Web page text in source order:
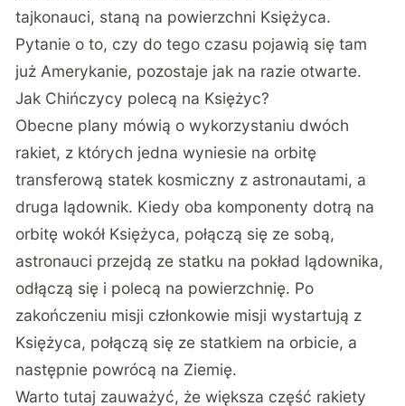
tajkonauci, staną na powierzchni Księżyca.
Pytanie o to, czy do tego czasu pojawią się tam
już Amerykanie, pozostaje jak na razie otwarte.
Jak Chińczycy polecą na Księżyc?
Obecne plany mówią o wykorzystaniu dwóch
rakiet, z których jedna wyniesie na orbitę
transferową statek kosmiczny z astronautami, a
druga lądownik. Kiedy oba komponenty dotrą na
orbitę wokół Księżyca, połączą się ze sobą,
astronauci przejdą ze statku na pokład lądownika,
odłączą się i polecą na powierzchnię. Po
zakończeniu misji członkowie misji wystartują z
Księżyca, połączą się ze statkiem na orbicie, a
następnie powrócą na Ziemię.
Warto tutaj zauważyć, że większa część rakiety